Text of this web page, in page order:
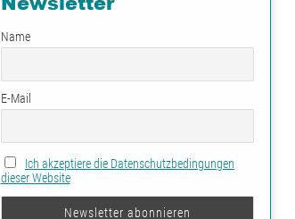
Name
E-Mail
Ich akzeptiere die Datenschutzbedingungen
dieser Website